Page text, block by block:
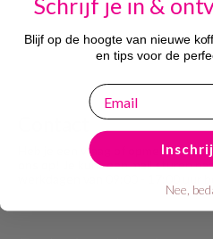
Heb je een vraag of opmerking?
ons op! Je kunt een mail sturen
Schrijf je in &
Blijf op de hoogte van nieuwe
en tips voor de
email
Nee,